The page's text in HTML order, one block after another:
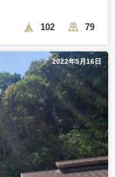
102 79
2022年5月16日